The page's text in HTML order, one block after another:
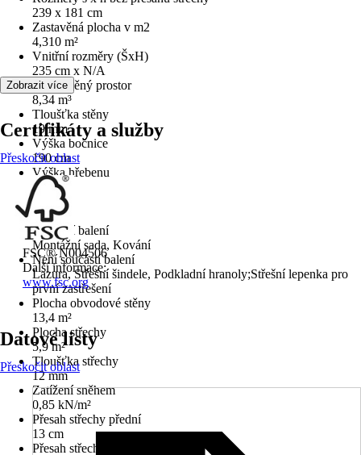
239 x 181 cm
Zastavěná plocha v m2
4,310 m²
Vnitřní rozměry (ŠxH)
235 cm x N/A
Obestavěný prostor
8,34 m³
Tloušťka stěny
19 mm
Výška bočnice
190 cm
Výška hřebenu
211 cm
Podlaha
Ano
Součástí balení
Montážní sada, Kování
Není součástí balení
Lazura, Střešní šindele, Podkladní hranoly;Střešní lepenka pro
první zastřešení
Plocha obvodové stěny
13,4 m²
Plocha střechy
5,9 m²
Tloušťka střechy
12 mm
Zatížení sněhem
0,85 kN/m²
Přesah střechy přední
13 cm
Přesah střechy boční
Zobrazit více
Certifikáty a služby
Přeskočit oblast
FSC® N004506
Další informace:
www.fsc.org
Datové listy
Přeskočit oblast